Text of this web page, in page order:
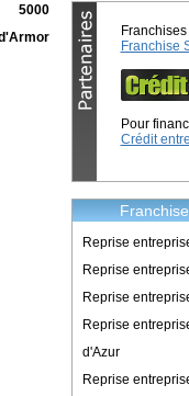
5000
Franchise
Pour
Crédit
Reprise
Reprise
Reprise
Reprise
d'Azur
Reprise